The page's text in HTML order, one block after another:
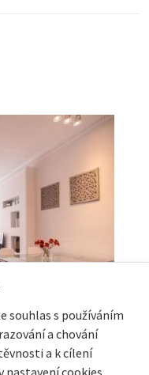
souhlas s používáním
a chování
a k cílení
cookies.
721/7 , Plzen